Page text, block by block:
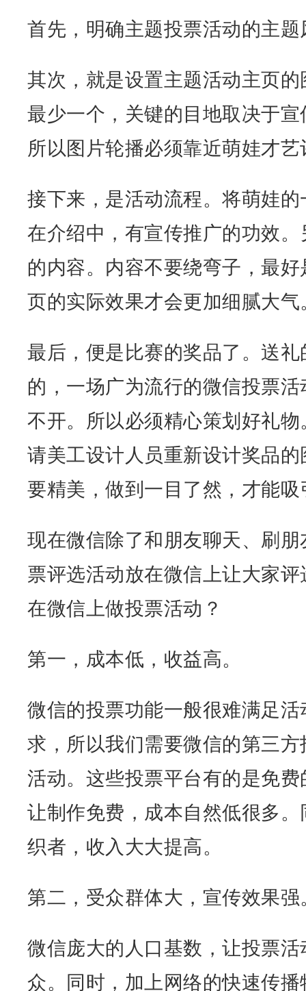
首先，明确主题投票活动的主题
其次，就是设置主题活动主页
最少一个，关键的目地取决于
所以图片轮播必须靠近萌娃才
接下来，是活动流程。将萌娃
在介绍中，有宣传推广的功效
的内容。内容不要绕弯子，最
页的实际效果才会更加细腻大气
最后，便是比赛的奖品了。送
的，一场广为流行的微信投票
不开。所以必须精心策划好礼
请美工设计人员重新设计奖品
要精美，做到一目了然，才能
现在微信除了和朋友聊天、刷
票评选活动放在微信上让大家
在微信上做投票活动？
第一，成本低，收益高。
微信的投票功能一般很难满足
求，所以我们需要微信的第三
活动。这些投票平台有的是免
让制作免费，成本自然低很多
织者，收入大大提高。
第二，受众群体大，宣传效果强
微信庞大的人口基数，让投票
众。同时，加上网络的快速传